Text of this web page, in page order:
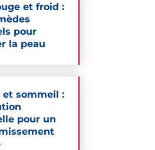
et froid :
pour
la peau
et sommeil :
pour un